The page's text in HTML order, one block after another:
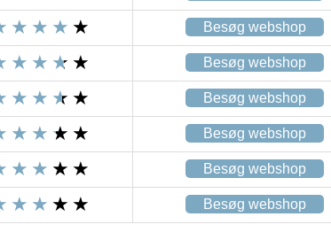
Besøg webshop
Besøg webshop
Besøg webshop
Besøg webshop
Besøg webshop
Besøg webshop